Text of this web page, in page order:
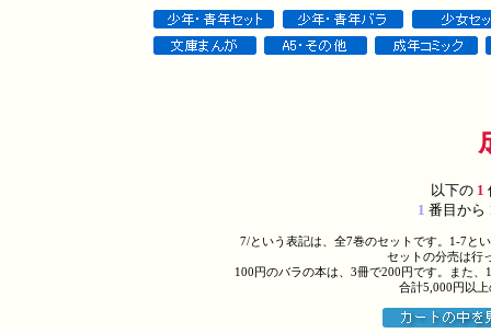
以下の1
1 番目から
7/という表記は、全7巻のセットです。1-7と
セットの分売は行
100円のバラの本は、3冊で200円です。また
合計5,000円以